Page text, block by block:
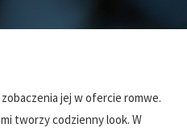
jej w ofercie romwe.
tworzy codzienny look. W